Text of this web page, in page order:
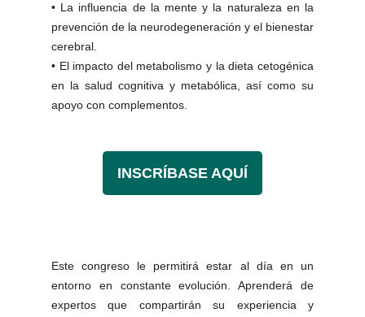
• La influencia de la mente y la naturaleza en la
prevención de la neurodegeneración y el bienestar
cerebral.
• El impacto del metabolismo y la dieta cetogénica
en la salud cognitiva y metabólica, así como su
apoyo con complementos.
INSCRÍBASE AQUÍ
Este congreso le permitirá estar al día en un
entorno en constante evolución. Aprenderá de
expertos que compartirán su experiencia y